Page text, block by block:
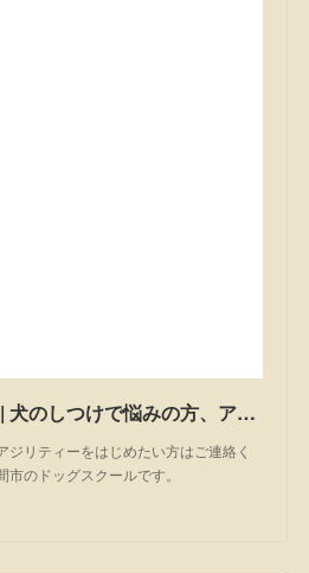
永田ドッグスクール | 犬のしつけで悩みの方、アジリティーを始めたい方は一度ご相談ください。私たちは茨城県笠間市のドッグスクールです。
ジリティーをはじめたい方はご連絡く
のドッグスクールです。